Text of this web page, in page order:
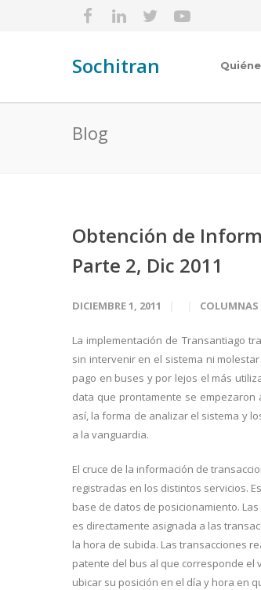
Sochitran
Blog
Obtención de
Parte 2, Dic 2011
DICIEMBRE 1, 2011
La implementación de Transantiago
sin intervenir en el sistema ni
pago en buses y por lejos el más
data que prontamente se
así, la forma de analizar el sistema y
a la vanguardia.
El cruce de la información de
registradas en los distintos servicios.
base de datos de posicionamiento.
es directamente asignada a las
la hora de subida. Las transacciones
patente del bus al que corresponde el
ubicar su posición en el día y hora en